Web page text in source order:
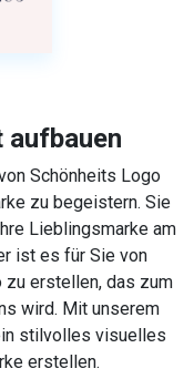
aufbauen
Schönheits Logo
zu begeistern. Sie
Lieblingsmarke am
ist es für Sie von
zu erstellen, das zum
wird. Mit unserem
stilvolles visuelles
erstellen.